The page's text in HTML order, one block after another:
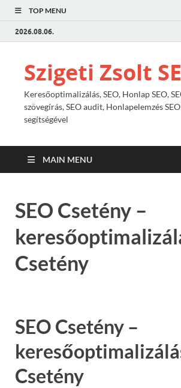
TOP MENU
2026.08.06.
Szigeti Zsolt
Keresőoptimalizálás, SEO, Honlap SEO,
szövegírás, SEO audit, Honlapelemzés
segítségével
MAIN MENU
SEO Csetény –
Csetény
SEO Csetény –
Csetény